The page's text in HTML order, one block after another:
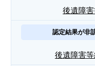
後遺障
認定結果が非
後遺障害